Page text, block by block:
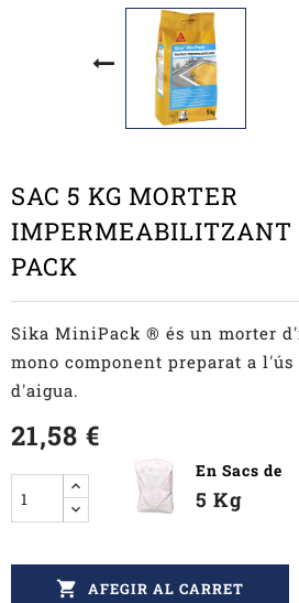
SAC 5 KG MORTER
IMPERMEABILITZANT
PACK
Sika MiniPack ® és un morter
mono component preparat a
d'aigua.
21,58 €
En Sacs de
5 Kg
 AFEGIR AL CARRET